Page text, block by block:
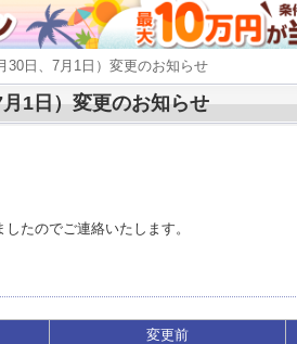
30日、7月1日）変更のお知らせ
1日）変更のお知らせ
たのでご連絡いたします。
変更前